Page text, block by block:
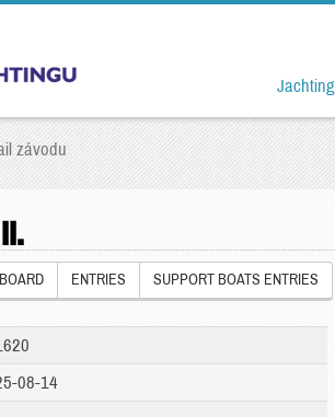
Jachting
závodu
ENTRIES SUPPORT BOATS ENTRIES
08-14